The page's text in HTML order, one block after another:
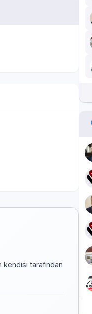
kendisi tarafından